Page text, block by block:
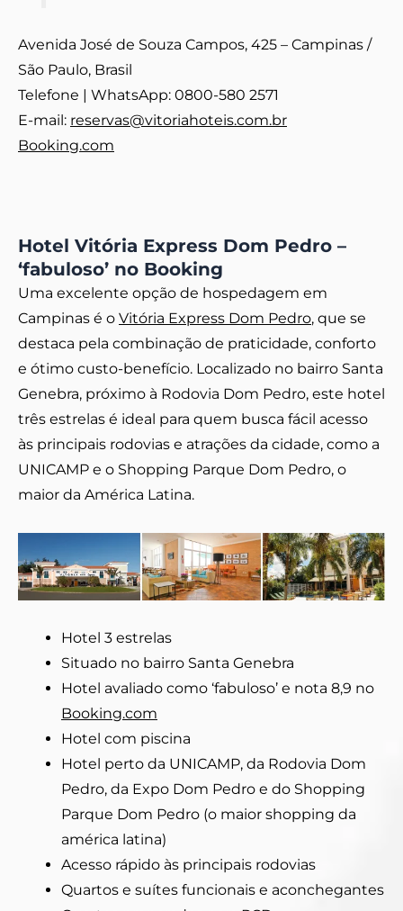
Avenida José de Souza Campos, 425 – Campinas /
São Paulo, Brasil
Telefone | WhatsApp: 0800-580 2571
E-mail: reservas@vitoriahoteis.com.br
Booking.com
Hotel Vitória Express Dom Pedro –
‘fabuloso’ no Booking
Uma excelente opção de hospedagem em
Campinas é o Vitória Express Dom Pedro, que se
destaca pela combinação de praticidade, conforto
e ótimo custo-benefício. Localizado no bairro Santa
Genebra, próximo à Rodovia Dom Pedro, este hotel
três estrelas é ideal para quem busca fácil acesso
às principais rodovias e atrações da cidade, como a
UNICAMP e o Shopping Parque Dom Pedro, o
maior da América Latina.
Hotel 3 estrelas
Situado no bairro Santa Genebra
Hotel avaliado como ‘fabuloso’ e nota 8,9 no
Booking.com
Hotel com piscina
Hotel perto da UNICAMP, da Rodovia Dom
Pedro, da Expo Dom Pedro e do Shopping
Parque Dom Pedro (o maior shopping da
américa latina)
Acesso rápido às principais rodovias
Quartos e suítes funcionais e aconchegantes